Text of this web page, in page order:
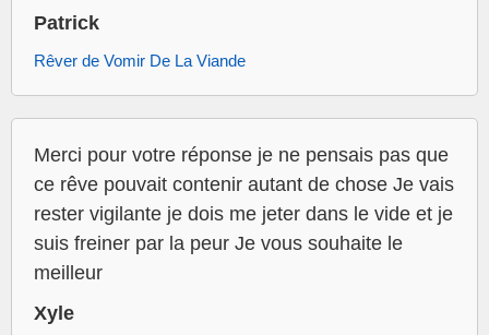
Patrick
Rêver de Vomir De La Viande
Merci pour votre réponse je ne pensais pas que
ce rêve pouvait contenir autant de chose Je vais
rester vigilante je dois me jeter dans le vide et je
suis freiner par la peur Je vous souhaite le
meilleur
Xyle